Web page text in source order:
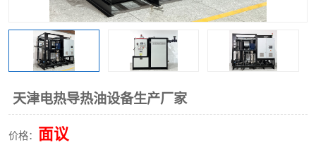
天津电热导热油设备生产厂家
价格： 面议